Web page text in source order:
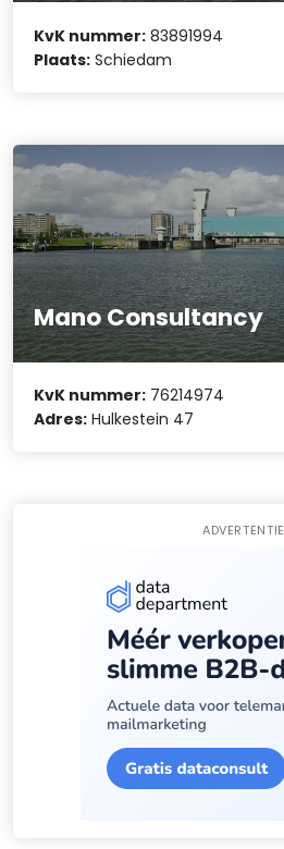
KvK nummer: 83891994
Plaats: Schiedam
Mano Consultancy
KvK nummer: 76214974
Adres: Hulkestein 47
ADVERTENTIE